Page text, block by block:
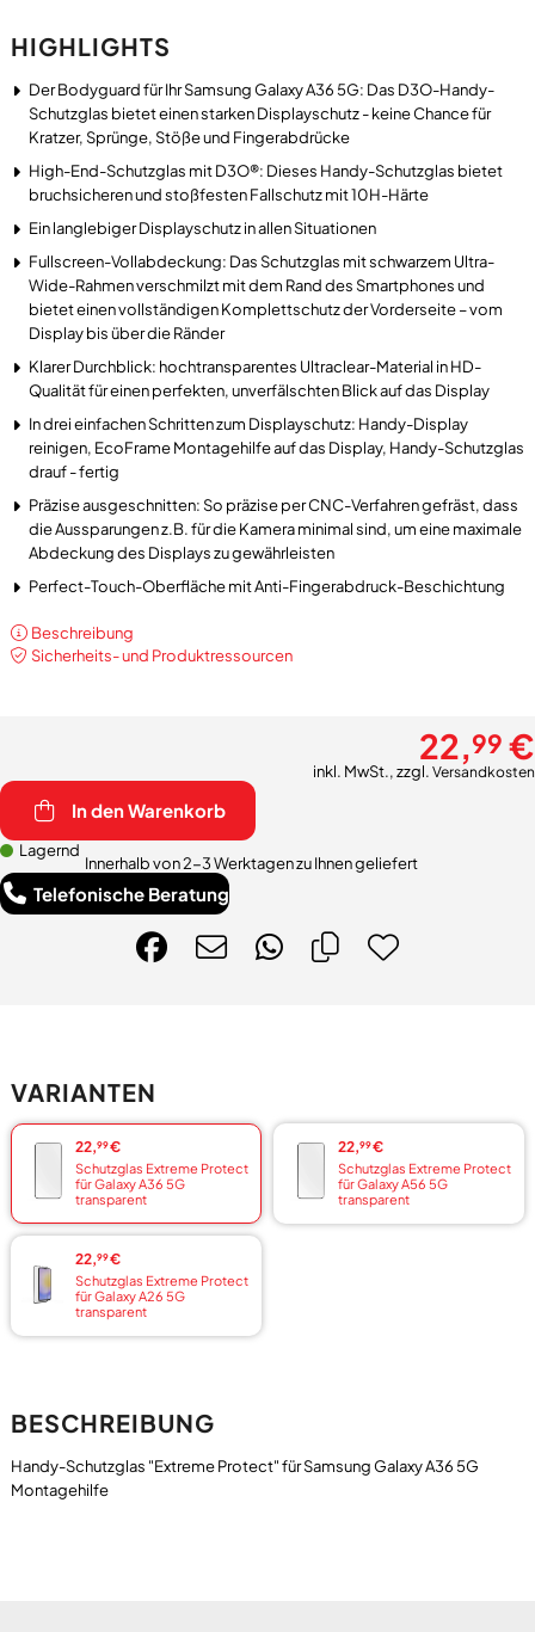
HIGHLIGHTS
Der Bodyguard für Ihr Samsung Galaxy A36 5G: Das D3O-Handy-
Schutzglas bietet einen starken Displayschutz - keine Chance für
Kratzer, Sprünge, Stöße und Fingerabdrücke
High-End-Schutzglas mit D3O®: Dieses Handy-Schutzglas bietet
bruchsicheren und stoßfesten Fallschutz mit 10H-Härte
Ein langlebiger Displayschutz in allen Situationen
Fullscreen-Vollabdeckung: Das Schutzglas mit schwarzem Ultra-
Wide-Rahmen verschmilzt mit dem Rand des Smartphones und
bietet einen vollständigen Komplettschutz der Vorderseite – vom
Display bis über die Ränder
Klarer Durchblick: hochtransparentes Ultraclear-Material in HD-
Qualität für einen perfekten, unverfälschten Blick auf das Display
In drei einfachen Schritten zum Displayschutz: Handy-Display
reinigen, EcoFrame Montagehilfe auf das Display, Handy-Schutzglas
drauf - fertig
Präzise ausgeschnitten: So präzise per CNC-Verfahren gefräst, dass
die Aussparungen z.B. für die Kamera minimal sind, um eine maximale
Abdeckung des Displays zu gewährleisten
Perfect-Touch-Oberfläche mit Anti-Fingerabdruck-Beschichtung
Beschreibung
Sicherheits- und Produktressourcen
22,99 €
inkl. MwSt., zzgl. Versandkosten
In den Warenkorb
Lagernd
Innerhalb von 2-3 Werktagen zu Ihnen geliefert
Telefonische Beratung
VARIANTEN
22,99€
Schutzglas Extreme Protect
für Galaxy A36 5G
transparent
22,99€
Schutzglas Extreme Protect
für Galaxy A56 5G
transparent
22,99€
Schutzglas Extreme Protect
für Galaxy A26 5G
transparent
BESCHREIBUNG
Handy-Schutzglas "Extreme Protect" für Samsung Galaxy A36 5G
Montagehilfe